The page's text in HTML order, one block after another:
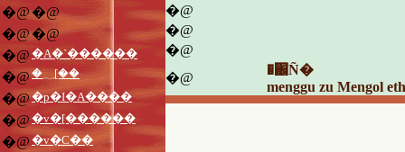
�@�@
�@�@
�@ �A�`������
�@ �؁[��
�@�p�I�A����
�@ �v�[������
�@ �v�C��
�@
�@
�@
�@
�֌Ñ�
menggu zu Mengol